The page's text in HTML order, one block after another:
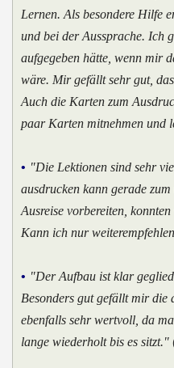
Lernen. Als besondere Hilfe
und bei der Aussprache. Ich
aufgegeben hätte, wenn mir
wäre. Mir gefällt sehr gut,
Auch die Karten zum
paar Karten mitnehmen und
• "Die Lektionen sind sehr
ausdrucken kann gerade
Ausreise vorbereiten,
Kann ich nur
• "Der Aufbau ist klar
Besonders gut gefällt mir die
ebenfalls sehr wertvoll, da
lange wiederholt bis es sitzt."